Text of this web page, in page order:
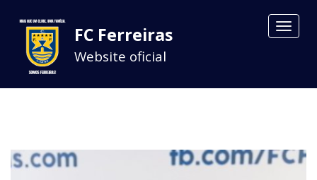
Toggle
FC Ferreiras
Website oficial